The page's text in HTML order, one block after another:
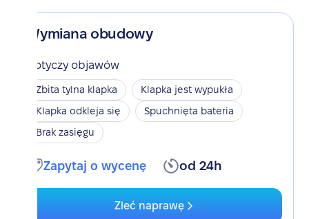
Wymiana obudowy
Dotyczy objawów
Zbita tylna klapka
Klapka jest wypukła
Klapka odkleja się
Spuchnięta bateria
Brak zasięgu
Zapytaj o wycenę od 24h
Zleć naprawę